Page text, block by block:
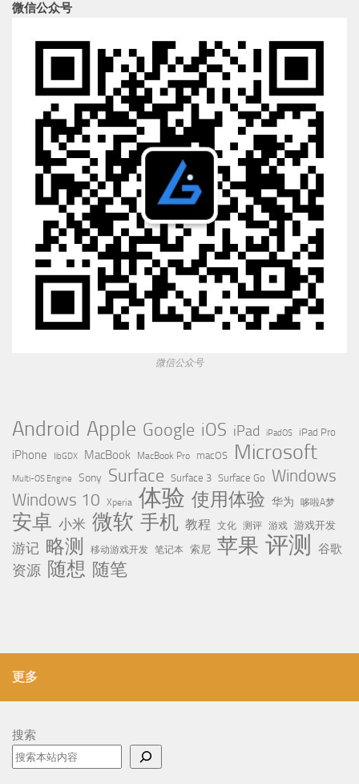
微信公众号
微信公众号
Android Apple Google iOS iPad iPadOS iPad Pro
iPhone libGDX MacBook MacBook Pro macOS Microsoft
Multi-OS Engine Sony Surface Surface 3 Surface Go Windows
Windows 10 Xperia 体验 使用体验 华为 哆啦A梦
安卓 小米 微软 手机 教程 文化 测评 游戏 游戏开发
游记 略测 移动游戏开发 笔记本 索尼 苹果 评测 谷歌
资源 随想 随笔
更多
搜索